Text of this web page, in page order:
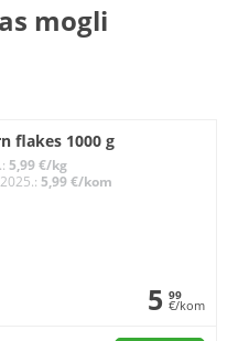
mogli
flakes 1000 g
5,99 €/kg
5,99 €/kom
5 99
€/kom